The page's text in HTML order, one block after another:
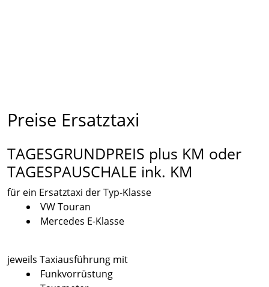
Preise Ersatztaxi
TAGESGRUNDPREIS plus KM oder
TAGESPAUSCHALE ink. KM
für ein Ersatztaxi der Typ-Klasse
VW Touran
Mercedes E-Klasse
jeweils Taxiausführung mit
Funkvorrüstung